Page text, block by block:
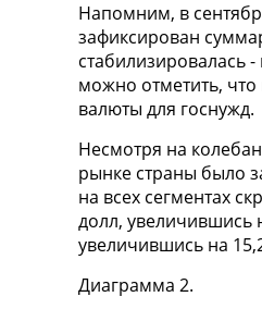
Напомним, в
зафиксирован
стабилизировалась
можно отметить,
валюты для госнужд.
Несмотря на
рынке страны было
на всех сегментах
долл, увеличившись
увеличившись на
Диаграмма 2.